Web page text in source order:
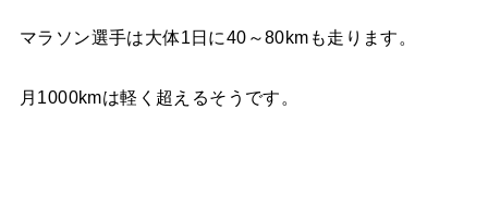
マラソン選手は大体1日に40～80kmも走ります。
月1000kmは軽く超えるそうです。